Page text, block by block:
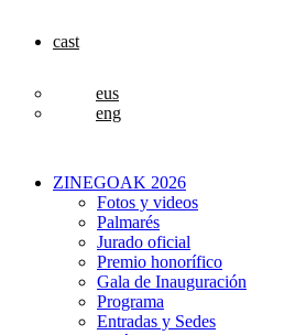
cast
eus
eng
ZINEGOAK 2026
Fotos y videos
Palmarés
Jurado oficial
Premio honorífico
Gala de Inauguración
Programa
Entradas y Sedes